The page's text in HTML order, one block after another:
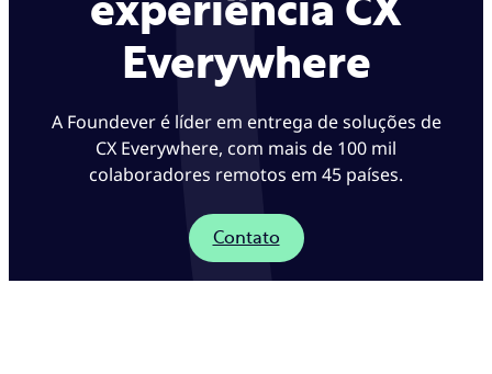
experiência CX
Everywhere
A Foundever é líder em entrega de soluções de
CX Everywhere, com mais de 100 mil
colaboradores remotos em 45 países.
Contato